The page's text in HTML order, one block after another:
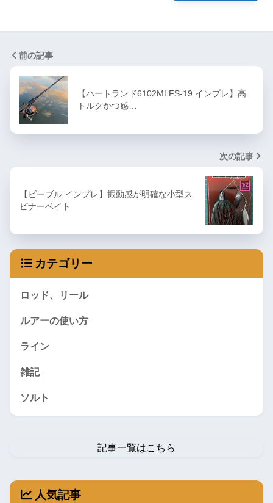
前の記事
【ハートランド6102MLFS-19 インプレ】高
トルクかつ感…
次の記事
【ビーブル インプレ】振動感が明確な小型ス
ピナーベイト
カテゴリー
ロッド、リール
ルアーの使い方
ライン
雑記
ソルト
記事一覧はこちら
人気記事